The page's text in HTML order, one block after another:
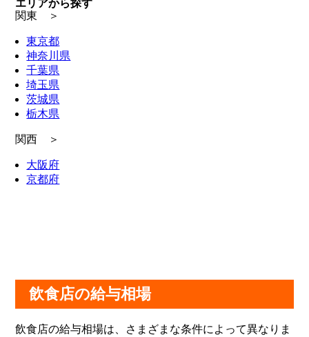
エリアから探す
関東 ＞
東京都
神奈川県
千葉県
埼玉県
茨城県
栃木県
関西 ＞
大阪府
京都府
飲食店の給与相場
飲食店の給与相場は、さまざまな条件によって異なりま